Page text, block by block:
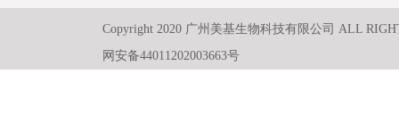
Copyright 2020 广州美基生物科技有限公司 ALL
网安备44011202003663号